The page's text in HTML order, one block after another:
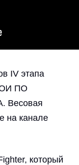
IV этапа
ПО
Весовая
на канале
который